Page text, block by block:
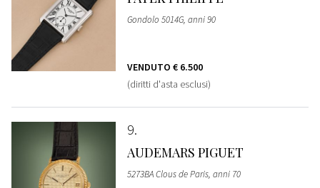
Gondolo 5014G, anni 90
VENDUTO € 6.500
(diritti d'asta esclusi)
9
AUDEMARS PIGUET
5273BA Clous de Paris, anni 70